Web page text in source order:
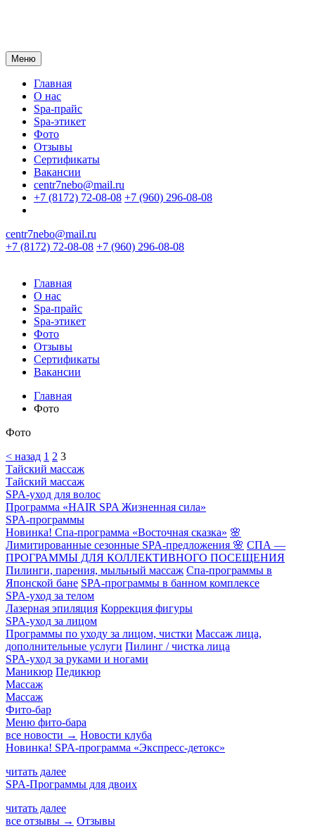
Меню
Главная
О нас
Spa-прайс
Spa-этикет
Фото
Отзывы
Сертификаты
Вакансии
centr7nebo@mail.ru
+7 (8172) 72-08-08 +7 (960) 296-08-08
centr7nebo@mail.ru
+7 (8172) 72-08-08 +7 (960) 296-08-08
Главная
О нас
Spa-прайс
Spa-этикет
Фото
Отзывы
Сертификаты
Вакансии
Главная
Фото
Фото
< назад 1 2 3
Тайский массаж
Тайский массаж
SPA-уход для волос
Программа «HAIR SPA Жизненная сила»
SPA-программы
Новинка! Спа-программа «Восточная сказка» 🌸
Лимитированные сезонные SPA-предложения 🌸 СПА —
ПРОГРАММЫ ДЛЯ КОЛЛЕКТИВНОГО ПОСЕЩЕНИЯ
Пилинги, парения, мыльный массаж Спа-программы в
Японской бане SPA-программы в банном комплексе
SPA-уход за телом
Лазерная эпиляция Коррекция фигуры
SPA-уход за лицом
Программы по уходу за лицом, чистки Массаж лица,
дополнительные услуги Пилинг / чистка лица
SPA-уход за руками и ногами
Маникюр Педикюр
Массаж
Массаж
Фито-бар
Меню фито-бара
все новости → Новости клуба
Новинка! SPA-программа «Экспресс-детокс»
читать далее
SPA-Программы для двоих
читать далее
все отзывы → Отзывы